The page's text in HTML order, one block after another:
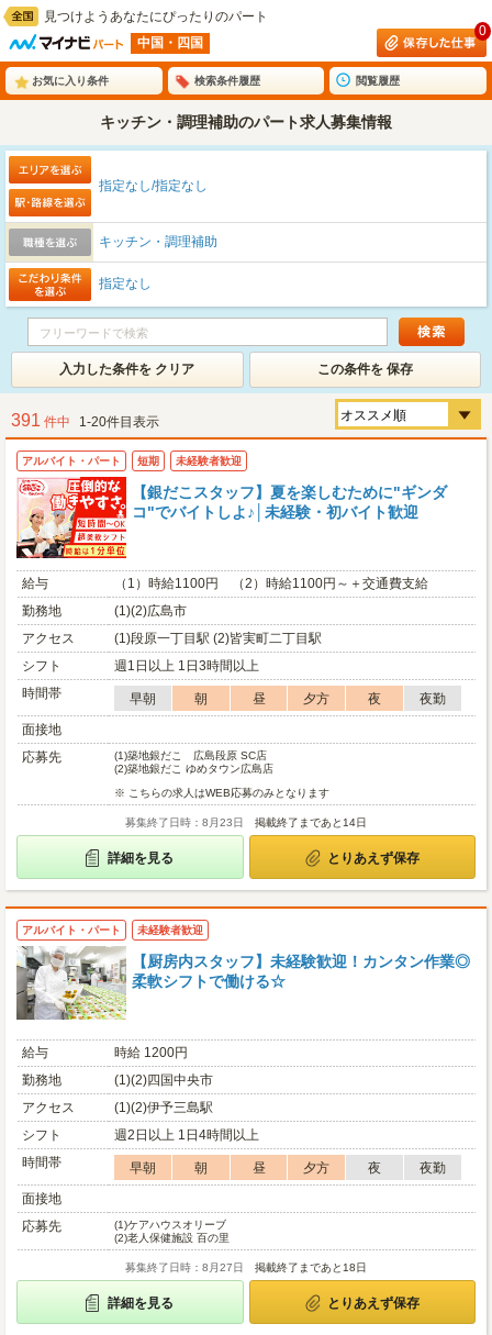
見つけようあなたにぴったりのパート
中国・四国
0
お気に入り条件 検索条件履歴 閲覧履歴
キッチン・調理補助のパート求人募集情報
指定なし/指定なし
キッチン・調理補助
指定なし
入力した条件を クリア この条件を 保存
391 件中 1-20件目表示
アルバイト・パート 短期 未経験者歓迎
【銀だこスタッフ】夏を楽しむために"ギンダ
コ"でバイトしよ♪│未経験・初バイト歓迎
給与
（1）時給1100円 （2）時給1100円～＋交通費支給
勤務地
(1)(2)広島市
アクセス
(1)段原一丁目駅 (2)皆実町二丁目駅
シフト
週1日以上 1日3時間以上
時間帯
早朝 朝 昼 夕方 夜
夜勤
面接地
応募先
(1)築地銀だこ 広島段原 SC店
(2)築地銀だこ ゆめタウン広島店
※ こちらの求人はWEB応募のみとなります
募集終了日時：8月23日 掲載終了まであと14日
詳細を見る とりあえず保存
アルバイト・パート 未経験者歓迎
【厨房内スタッフ】未経験歓迎！カンタン作業◎
柔軟シフトで働ける☆
給与
時給 1200円
勤務地
(1)(2)四国中央市
アクセス
(1)(2)伊予三島駅
シフト
週2日以上 1日4時間以上
時間帯
早朝 朝 昼 夕方 夜
夜勤
面接地
応募先
(1)ケアハウスオリーブ
(2)老人保健施設 百の里
募集終了日時：8月27日 掲載終了まであと18日
詳細を見る とりあえず保存